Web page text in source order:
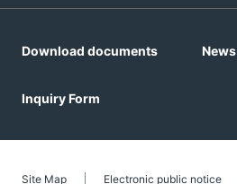
Download documents News
Inquiry Form
Site Map Electronic public notice